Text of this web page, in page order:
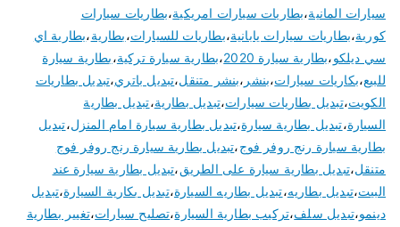
سيارات المانية،بطاريات سيارات امريكية،بطاريات سيارات
كورية،بطاريات سيارات يابانية،بطاريات للسيارات،بطارية،بطارية اي
سي ديلكو،بطارية سيارة 2020 ،بطارية سيارة تركية،بطارية سيارة
للبيع،بكاريات سيارات،بنشر ،بنشر متنقل،تبديل باتري،تبديل بطاريات
الكويت،تبديل بطاريات سيارات،تبديل بطارية،تبديل بطارية
السيارة،تبديل بطارية سيارة،تبديل بطارية سيارة امام المنزل،تبديل
بطارية سيارة رنج روفر فوج،تبديل بطارية سيارة رنج روفر فوج
متنقل،تبديل بطارية سيارة على الطريق،تبديل بطارية سيارة عند
البيت،تبديل بطاريه،تبديل بطاريه السيارة،تبديل بكارية السيارة،تبديل
دينمو،تبديل سلف،تركيب بطارية السيارة،تصليح سيارات،تغيير بطارية